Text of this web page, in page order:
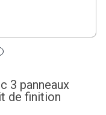
3 panneaux
de finition